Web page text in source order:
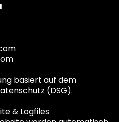
basiert auf dem
(DSG).
& Logfiles